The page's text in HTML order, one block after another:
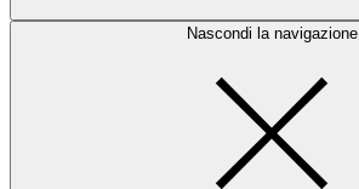
Nascondi la navigazione